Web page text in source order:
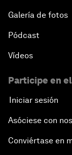
Galería de fotos
Pódcast
Vídeos
Participe en
Iniciar sesión
Asóciese con
Conviértase en